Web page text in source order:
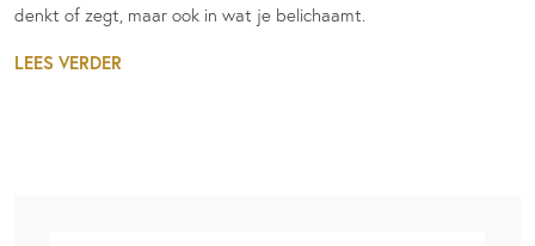
denkt of zegt, maar ook in wat je belichaamt.
LEES VERDER